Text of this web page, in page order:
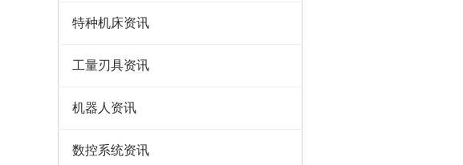
特种机床资讯
工量刃具资讯
机器人资讯
数控系统资讯